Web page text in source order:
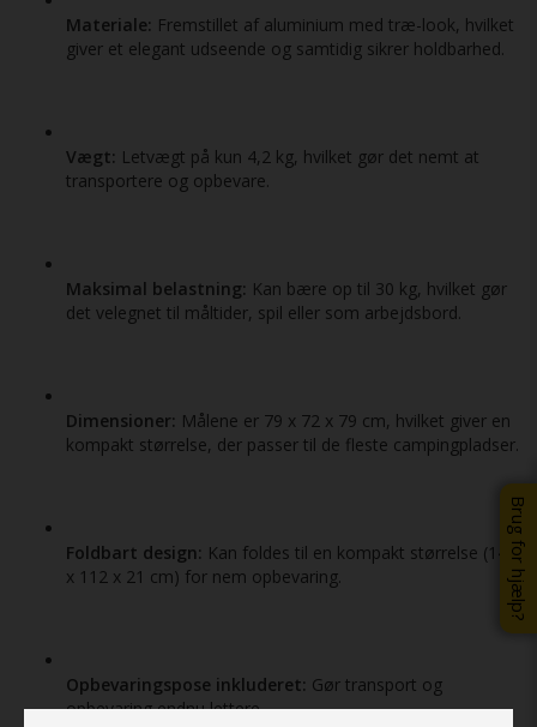
Brug for hjælp?
Materiale: Fremstillet af aluminium med træ-look, hvilket
giver et elegant udseende og samtidig sikrer holdbarhed.
Vægt: Letvægt på kun 4,2 kg, hvilket gør det nemt at
transportere og opbevare.
Maksimal belastning: Kan bære op til 30 kg, hvilket gør
det velegnet til måltider, spil eller som arbejdsbord.
Dimensioner: Målene er 79 x 72 x 79 cm, hvilket giver en
kompakt størrelse, der passer til de fleste campingpladser.
Foldbart design: Kan foldes til en kompakt størrelse (14
x 112 x 21 cm) for nem opbevaring.
Opbevaringspose inkluderet: Gør transport og
opbevaring endnu lettere.